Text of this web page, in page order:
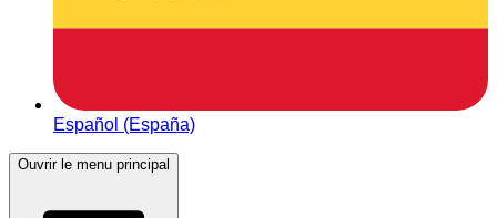
Español (España)
Ouvrir le menu principal